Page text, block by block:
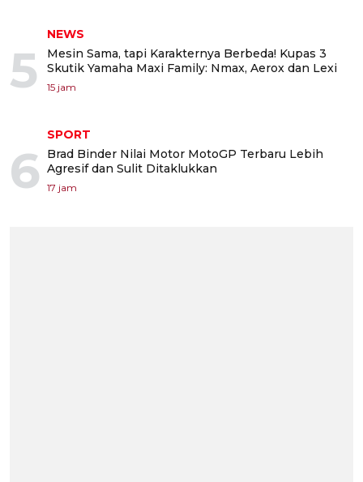
5
NEWS
Mesin Sama, tapi Karakternya Berbeda! Kupas 3
Skutik Yamaha Maxi Family: Nmax, Aerox dan Lexi
15 jam
6
SPORT
Brad Binder Nilai Motor MotoGP Terbaru Lebih
Agresif dan Sulit Ditaklukkan
17 jam